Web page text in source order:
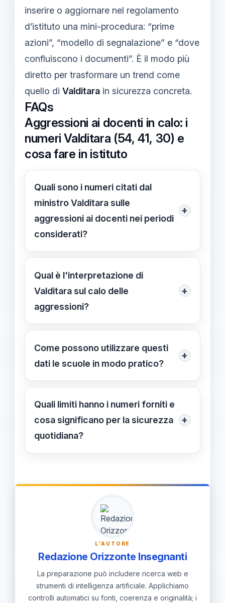
inserire o aggiornare nel regolamento
d’istituto una mini-procedura: “prime
azioni”, “modello di segnalazione” e “dove
confluiscono i documenti”. È il modo più
diretto per trasformare un trend come
quello di Valditara in sicurezza concreta.
FAQs
Aggressioni ai docenti in calo: i
numeri Valditara (54, 41, 30) e
cosa fare in istituto
Quali sono i numeri citati dal
ministro Valditara sulle
aggressioni ai docenti nei periodi
considerati?
+
Valditara riporta tre valori: Settembre–
Marzo 2023-2024: 54 episodi
segnalati; Stesso intervallo 2024-
2025: 41 episodi; Anno scolastico in
Marzo è -13 episodi, circa -24%.
Qual è l'interpretazione di
Valditara sul calo delle
aggressioni?
+
Valditara attribuisce la diminuzione
all’azione dell’esecutivo e a interventi
normativi e amministrativi introdotti
deve fermarsi al dato: bisogna
trasformarlo in procedure chiare.
Come possono utilizzare questi
dati le scuole in modo pratico?
+
Usa i dati per rafforzare le procedure
interne: verifica il flusso di
segnalazione, chiudi le lacune nella
documentazione e collega
Quali limiti hanno i numeri forniti e
cosa significano per la sicurezza
quotidiana?
+
I dati sono “episodi segnalati”, non un
comparazione più solida è tra
settembre–marzo 2023-2024 e 2024-
2025; il valore di 30 è parziale. La
diminuzione può dipendere da
classificazione e segnalazione; i
numeri non sostituiscono protocolli e
tutela quotidiana.
L'AUTORE
Redazione Orizzonte Insegnanti
La preparazione può includere ricerca web e
strumenti di intelligenza artificiale. Applichiamo
controlli automatici su fonti, coerenza e originalità; i